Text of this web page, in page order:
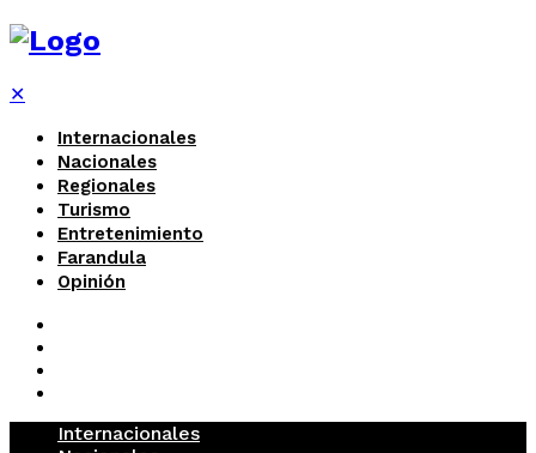
✕
Internacionales
Nacionales
Regionales
Turismo
Entretenimiento
Farandula
Opinión
Internacionales